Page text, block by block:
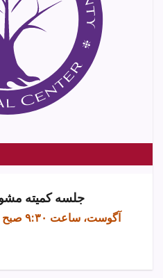
جلسه کمیته
۱۳ آگوست، ساعت ۹:۳۰ صبح